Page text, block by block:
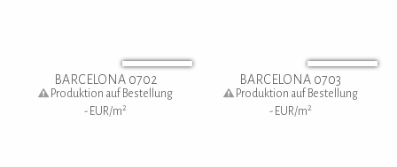
BARCELONA 0702
Produktion auf Bestellung
- EUR/m 2
BARCELONA 0703
Produktion auf Bestellung
- EUR/m 2